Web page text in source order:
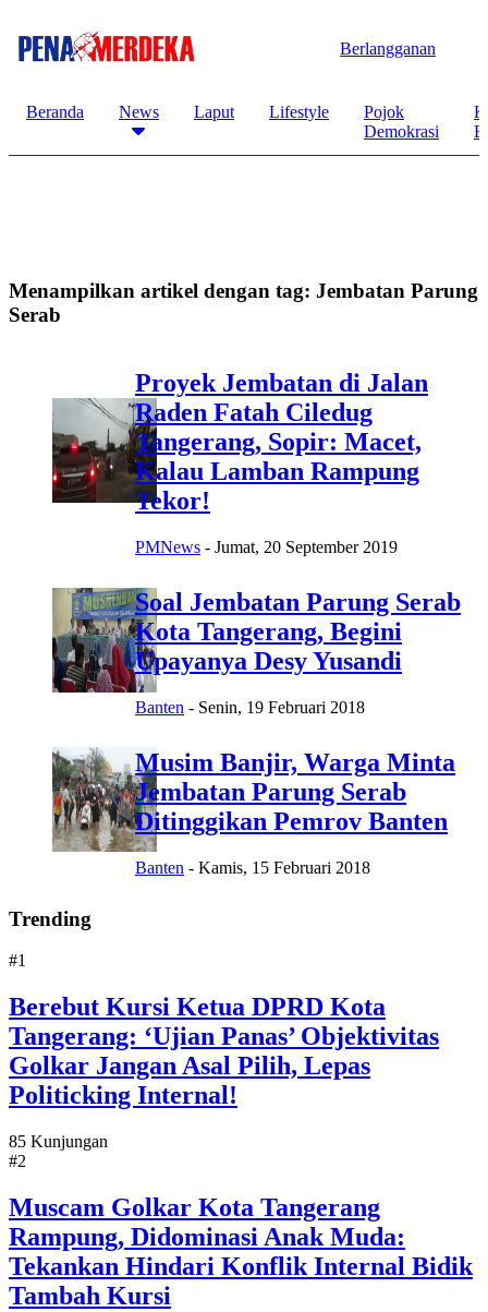
Berlangganan
Beranda News Laput Lifestyle
Pojok
Demokrasi
Menampilkan artikel dengan tag: Jembatan Parung
Serab
Proyek Jembatan di Jalan
Raden Fatah Ciledug
Tangerang, Sopir: Macet,
Kalau Lamban Rampung
Tekor!
PMNews - Jumat, 20 September 2019
Soal Jembatan Parung Serab
Kota Tangerang, Begini
Upayanya Desy Yusandi
Banten - Senin, 19 Februari 2018
Musim Banjir, Warga Minta
Jembatan Parung Serab
Ditinggikan Pemrov Banten
Banten - Kamis, 15 Februari 2018
Trending
#1
Berebut Kursi Ketua DPRD Kota
Tangerang: ‘Ujian Panas’ Objektivitas
Golkar Jangan Asal Pilih, Lepas
Politicking Internal!
85 Kunjungan
#2
Muscam Golkar Kota Tangerang
Rampung, Didominasi Anak Muda:
Tekankan Hindari Konflik Internal Bidik
Tambah Kursi